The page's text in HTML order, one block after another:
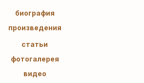
биография
произведения
статьи
фотогалерея
видео